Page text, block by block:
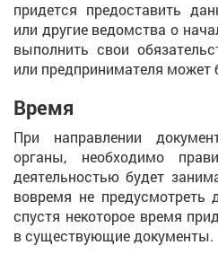
придется предоставить
или другие ведомства о
выполнить свои
или предпринимателя
Время
При направлении
органы, необходимо
деятельностью будет
вовремя не предусмотреть
спустя некоторое время
в существующие документы.